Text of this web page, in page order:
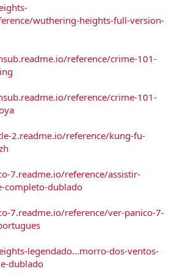
wuthering-heights-full-version-
reference/crime-101-
reference/crime-101-
2.readme.io/reference/kung-fu-
7.readme.io/reference/assistir-
completo-dublado
7.readme.io/reference/ver-panico-7-
legendado...morro-dos-ventos-
dublado